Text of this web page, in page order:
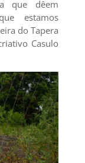
que dêem
estamos
do Tapera
Casulo